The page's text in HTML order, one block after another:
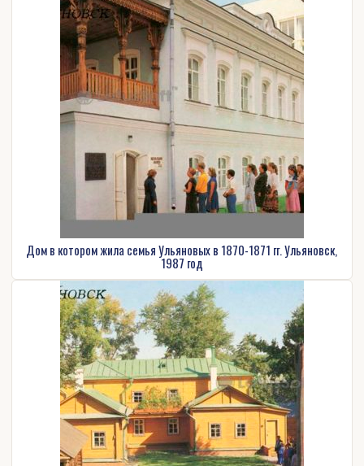
Дом в котором жила семья Ульяновых в 1870-1871 гг. Ульяновск,
1987 год